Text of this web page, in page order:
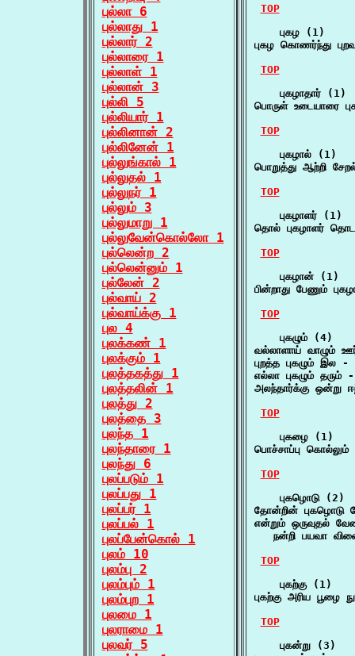
புல்லா 6
புல்லாது 1
புல்லார் 2
புல்லாரை 1
புல்லாள் 1
புல்லான் 3
புல்லி 5
புல்லியார் 1
புல்லினான் 2
புல்லினேன் 1
புல்லுங்கால் 1
புல்லுதல் 1
புல்லுநர் 1
புல்லும் 3
புல்லுமாறு 1
புல்லுவேன்கொல்லோ 1
புல்லென்ற 2
புல்லென்னும் 1
புல்லேன் 2
புல்வாய் 2
புல்வாய்க்கு 1
புல 4
புலக்கண் 1
புலக்கும் 1
புலத்தகத்து 1
புலத்தலின் 1
புலத்து 2
புலத்தை 3
புலந்த 1
புலந்தாரை 1
புலந்து 6
புலப்படும் 1
புலப்பது 1
புலப்பர் 1
புலப்பல் 1
புலப்பேன்கொல் 1
புலம் 10
புலம்பு 2
புலம்பும் 1
புலம்புற 1
புலமை 1
புலராமை 1
புலவர் 5
TOP
    புகழ (1)
புகழ கொணர்ந்து
TOP
    புகழாதார் (1)
பொருள் உடையாரை
TOP
    புகழால் (1)
பொறுத்து ஆற்றி
TOP
    புகழாளர் (1)
தொல் புகழாளர்
TOP
    புகழான் (1)
பின்றாது பேணும்
TOP
    புகழும் (4)
வல்லாளாய் வாழும்
புறத்த புகழும் இல -
எல்லா புகழும் தரும்
அலந்தார்க்கு ஒன்று
TOP
    புகழை (1)
பொச்சாப்பு
TOP
    புகழொடு (2)
தோன்றின் புகழொடு
என்றும் ஒருவுதல்
நன்றி பயவா
TOP
    புகற்கு (1)
புகற்கு அரிய பூழை
TOP
    புகன்று (3)